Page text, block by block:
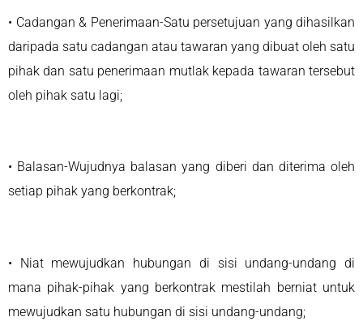
• Cadangan & Penerimaan-Satu persetujuan yang dihasilkan
daripada satu cadangan atau tawaran yang dibuat oleh satu
pihak dan satu penerimaan mutlak kepada tawaran tersebut
oleh pihak satu lagi;
• Balasan-Wujudnya balasan yang diberi dan diterima oleh
setiap pihak yang berkontrak;
• Niat mewujudkan hubungan di sisi undang-undang di
mana pihak-pihak yang berkontrak mestilah berniat untuk
mewujudkan satu hubungan di sisi undang-undang;